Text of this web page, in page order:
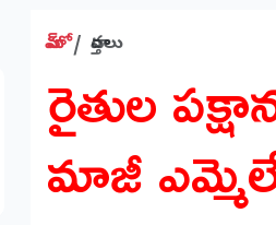
హోమ్ వార్తలు
రైతుల
మాజీ